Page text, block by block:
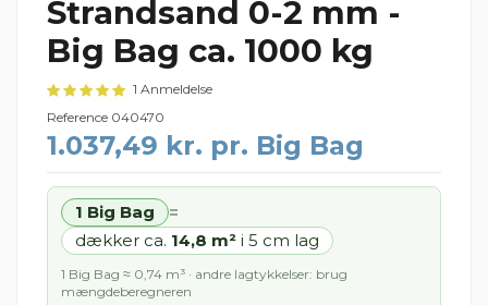
Strandsand 0-2 mm -
Big Bag ca. 1000 kg
1 Anmeldelse
Reference 040470
1.037,49 kr. pr. Big Bag
1 Big Bag =
dækker ca. 14,8 m² i 5 cm lag
1 Big Bag ≈ 0,74 m³ · andre lagtykkelser: brug
mængdeberegneren